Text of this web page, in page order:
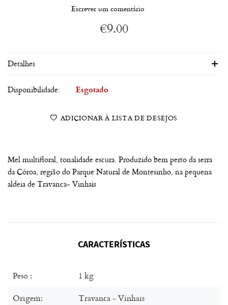
Escrever um comentário
€9.00
Detalhes
Disponibilidade: Esgotado
ADICIONAR À LISTA DE DESEJOS
Mel multifloral, tonalidade escura. Produzido bem perto da serra
da Côroa, região do Parque Natural de Montesinho, na pequena
aldeia de Travanca- Vinhais
CARACTERÍSTICAS
Peso :
1 kg
Origem:
Travanca - Vinhais